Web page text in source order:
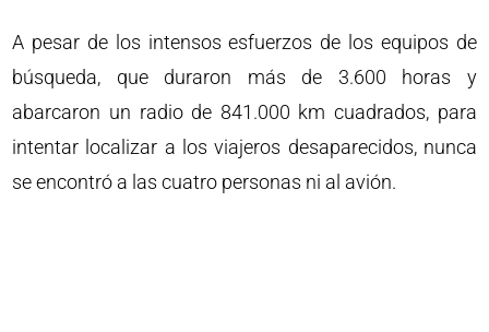
A pesar de los intensos esfuerzos de los equipos de
búsqueda, que duraron más de 3.600 horas y
abarcaron un radio de 841.000 km cuadrados, para
intentar localizar a los viajeros desaparecidos, nunca
se encontró a las cuatro personas ni al avión.